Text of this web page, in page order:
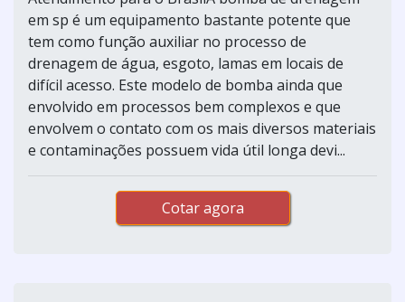
em sp é um equipamento bastante potente que
tem como função auxiliar no processo de
drenagem de água, esgoto, lamas em locais de
difícil acesso. Este modelo de bomba ainda que
envolvido em processos bem complexos e que
envolvem o contato com os mais diversos materiais
e contaminações possuem vida útil longa devi...
Cotar agora